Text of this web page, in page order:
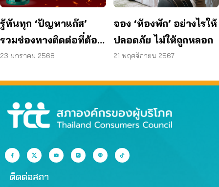
รู้ทันทุก ‘ปัญหาแก๊ส’
รวมช่องทางติดต่อที่ต้อง
รู้
23 มกราคม 2568
จอง ‘ห้องพัก’ อย่างไรให้
ปลอดภัย ไม่ให้ถูกหลอก
21 พฤศจิกายน 2567
ติดต่อสภา